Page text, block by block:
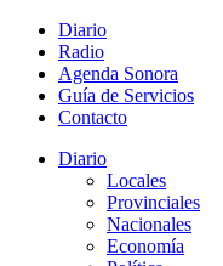
Diario
Radio
Agenda Sonora
Guía de Servicios
Contacto
Diario
Locales
Provinciales
Nacionales
Economía